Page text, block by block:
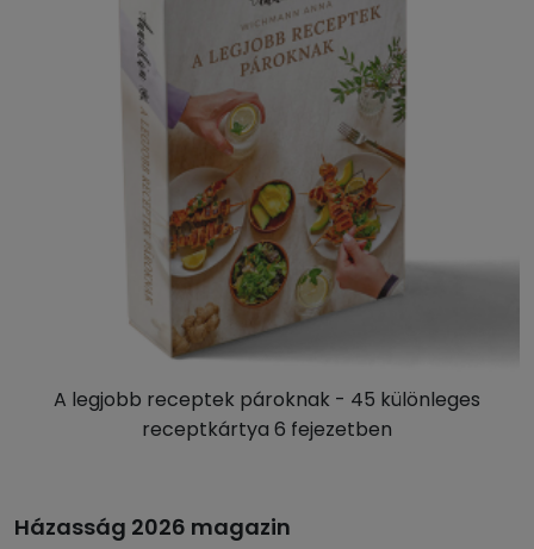
A legjobb receptek pároknak - 45 különleges
receptkártya 6 fejezetben
Házasság 2026 magazin